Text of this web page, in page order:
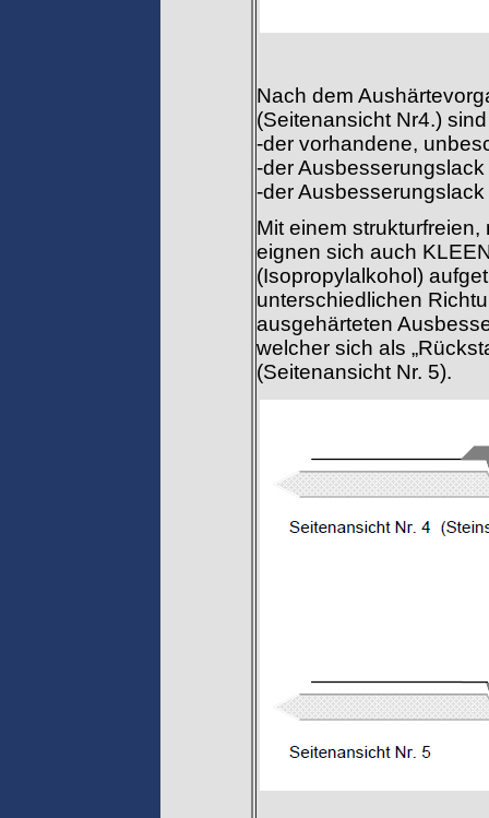
Nach dem
(Seitenansicht Nr4.)
-der vorhandene,
-der
-der Ausbesserungslack
Mit einem
eignen sich auch
(Isopropylalkohol)
unterschiedlichen
ausgehärteten
welcher sich als
(Seitenansicht Nr. 5).